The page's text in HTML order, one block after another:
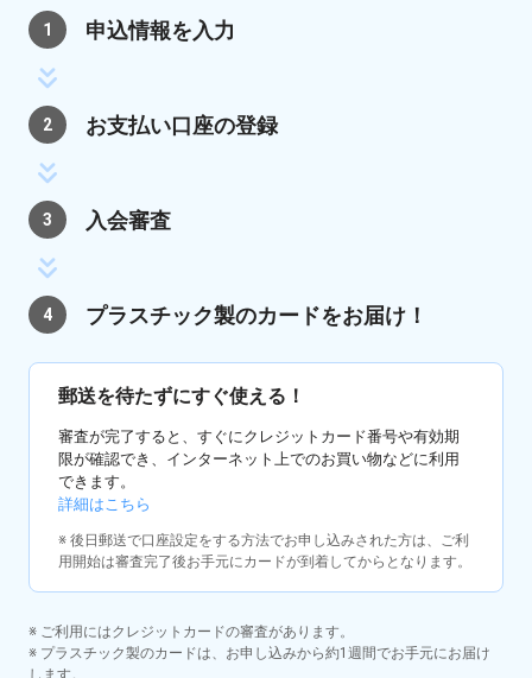
1 申込情報を入力
2 お支払い口座の登録
3 入会審査
4 プラスチック製のカードをお届け！
郵送を待たずにすぐ使える！
審査が完了すると、すぐにクレジットカード番号や有効期
限が確認でき、インターネット上でのお買い物などに利用
できます。
詳細はこちら
※ 後日郵送で口座設定をする方法でお申し込みされた方は、ご利
用開始は審査完了後お手元にカードが到着してからとなります。
※ ご利用にはクレジットカードの審査があります。
※ プラスチック製のカードは、お申し込みから約1週間でお手元にお届け